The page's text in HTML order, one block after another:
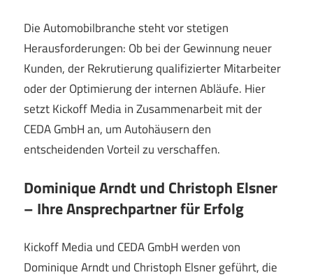
Die Automobilbranche steht vor stetigen
Herausforderungen: Ob bei der Gewinnung neuer
Kunden, der Rekrutierung qualifizierter Mitarbeiter
oder der Optimierung der internen Abläufe. Hier
setzt Kickoff Media in Zusammenarbeit mit der
CEDA GmbH an, um Autohäusern den
entscheidenden Vorteil zu verschaffen.
Dominique Arndt und Christoph Elsner
– Ihre Ansprechpartner für Erfolg
Kickoff Media und CEDA GmbH werden von
Dominique Arndt und Christoph Elsner geführt, die